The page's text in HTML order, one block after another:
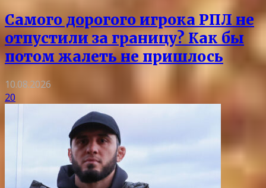
Самого дорогого игрока РПЛ не
отпустили за границу? Как бы
потом жалеть не пришлось
10.08.2026
20